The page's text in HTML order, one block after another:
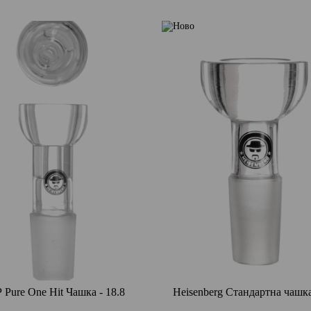
Pure One Hit Чашка - 18.8 Heisenberg Стандартна